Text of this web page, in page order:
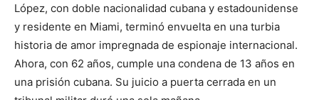
López, con doble nacionalidad cubana y estadounidense
y residente en Miami, terminó envuelta en una turbia
historia de amor impregnada de espionaje internacional.
Ahora, con 62 años, cumple una condena de 13 años en
una prisión cubana. Su juicio a puerta cerrada en un